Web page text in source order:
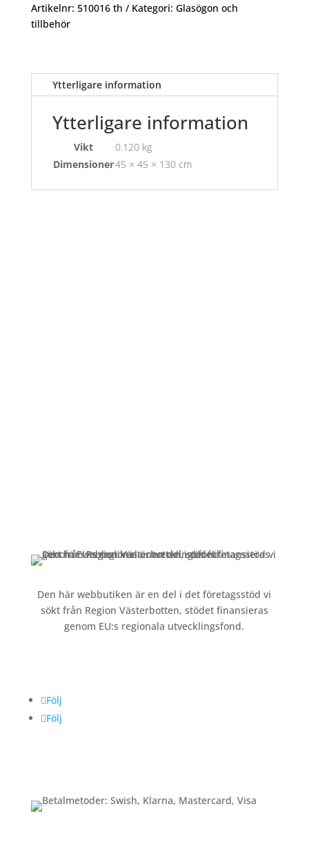
mängd
Artikelnr: 510016 th Kategori: Glasögon och
tillbehör
Ytterligare information
Ytterligare information
Vikt
0.120 kg
Dimensioner45 × 45 × 130 cm
Den här webbutiken är en del i det företagsstöd vi
sökt från Region Västerbotten, stödet finansieras
genom EU:s regionala utvecklingsfond.
Följ
Följ